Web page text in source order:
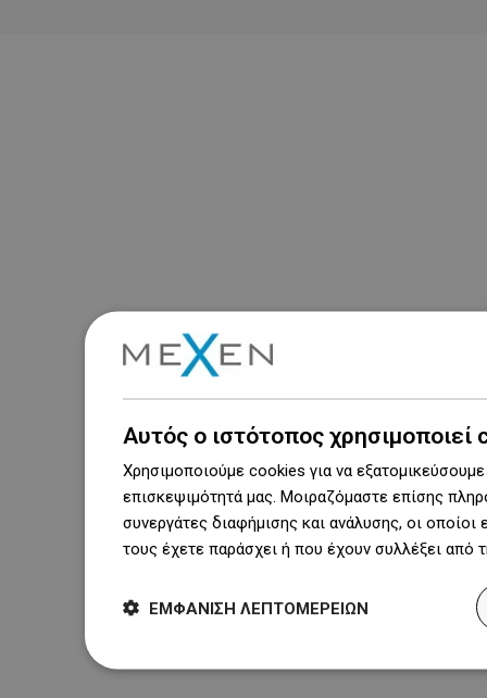
Αυτός ο ιστότοπος χρησιμοποιεί
Χρησιμοποιούμε cookies για να
επισκεψιμότητά μας. Μοιραζόμαστε επίσης
συνεργάτες διαφήμισης και ανάλυσης, οι
τους έχετε παράσχει ή που έχουν συλλέξει
ΕΜΦΆΝΙΣΗ ΛΕΠΤΟΜΕΡΕΙΏΝ